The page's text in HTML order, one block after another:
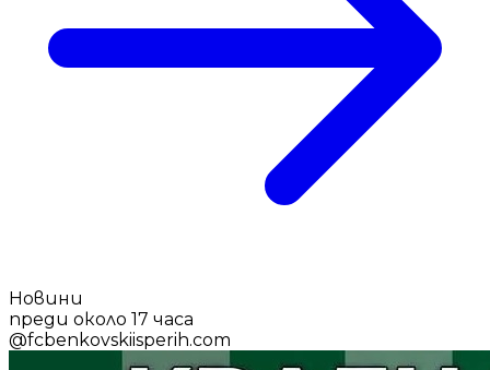
Новини
преди около 17 часа
@fcbenkovskiisperih.com